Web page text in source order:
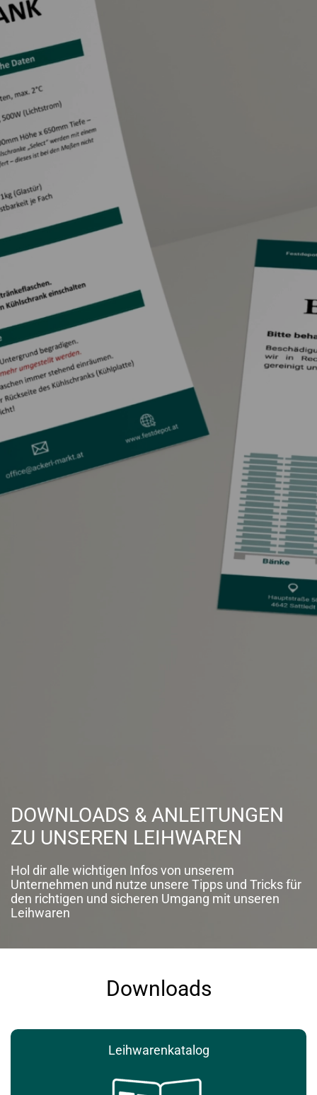
DOWNLOADS & ANLEITUNGEN
ZU UNSEREN LEIHWAREN
Hol dir alle wichtigen Infos von unserem
Unternehmen und nutze unsere Tipps und Tricks für
den richtigen und sicheren Umgang mit unseren
Leihwaren
Downloads
Leihwarenkatalog